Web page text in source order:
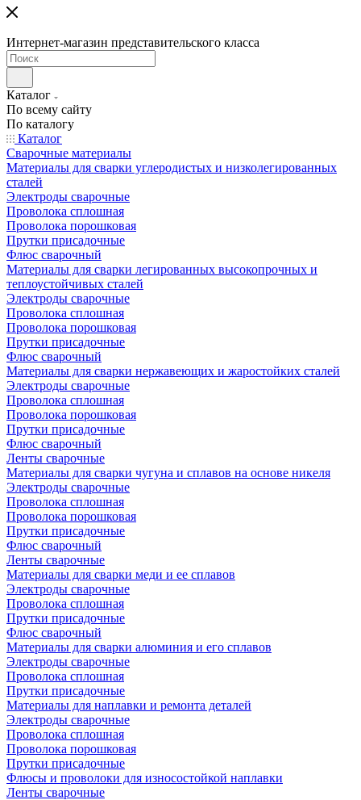
Интернет-магазин представительского класса
Каталог
По всему сайту
По каталогу
Каталог
Сварочные материалы
Материалы для сварки углеродистых и низколегированных
сталей
Электроды сварочные
Проволока сплошная
Проволока порошковая
Прутки присадочные
Флюс сварочный
Материалы для сварки легированных высокопрочных и
теплоустойчивых сталей
Электроды сварочные
Проволока сплошная
Проволока порошковая
Прутки присадочные
Флюс сварочный
Материалы для сварки нержавеющих и жаростойких сталей
Электроды сварочные
Проволока сплошная
Проволока порошковая
Прутки присадочные
Флюс сварочный
Ленты сварочные
Материалы для сварки чугуна и сплавов на основе никеля
Электроды сварочные
Проволока сплошная
Проволока порошковая
Прутки присадочные
Флюс сварочный
Ленты сварочные
Материалы для сварки меди и ее сплавов
Электроды сварочные
Проволока сплошная
Прутки присадочные
Флюс сварочный
Материалы для сварки алюминия и его сплавов
Электроды сварочные
Проволока сплошная
Прутки присадочные
Материалы для наплавки и ремонта деталей
Электроды сварочные
Проволока сплошная
Проволока порошковая
Прутки присадочные
Флюсы и проволоки для износостойкой наплавки
Ленты сварочные